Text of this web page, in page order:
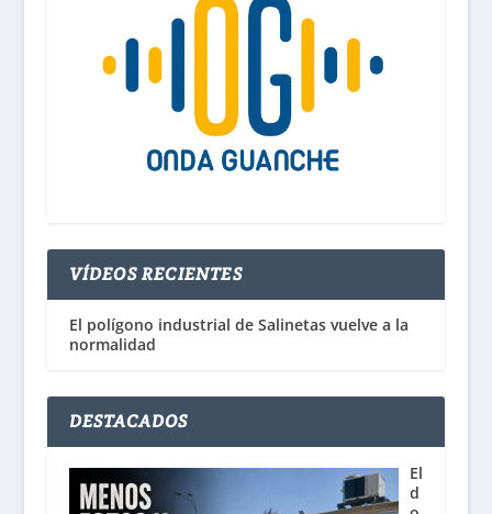
VÍDEOS RECIENTES
El polígono industrial de Salinetas vuelve a la
normalidad
DESTACADOS
El
d